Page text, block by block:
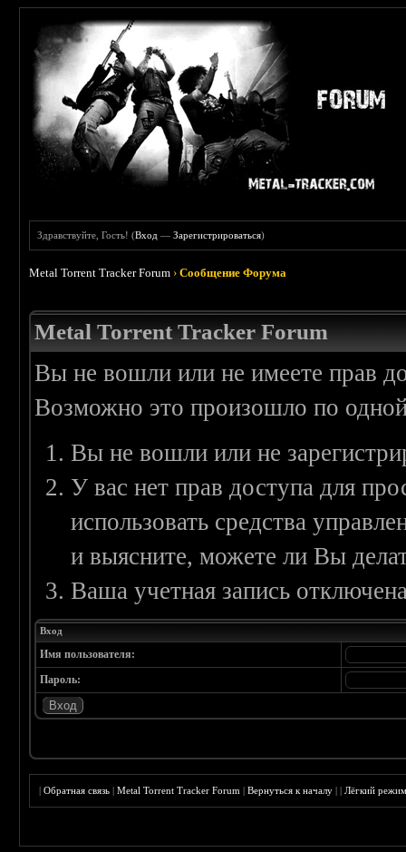
Здравствуйте, Гость! (Вход —Зарегистрироваться)
Metal Torrent Tracker Forum ›Сообщение Форума
Metal Torrent Tracker Forum
Вы не вошли или не имеете прав
Возможно это произошло по
Вы не вошли или не
У вас нет прав доступа для
использовать средства
и выясните, можете ли Вы
Ваша учетная запись
Вход
Имя пользователя:
Пароль:
|Обратная связь |Metal Torrent Tracker Forum |Вернуться к началу ||Лёгкий